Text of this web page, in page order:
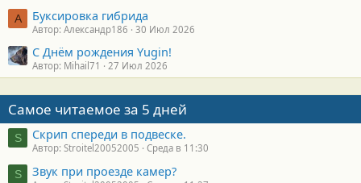
А Буксировка гибрида
Автор: Александр186 30 Июл 2026
С Днём рождения Yugin!
Автор: Mihail71 27 Июл 2026
Самое читаемое за 5 дней
S Скрип спереди в подвеске.
Автор: Stroitel20052005 Среда в 11:30
S Звук при проезде камер?